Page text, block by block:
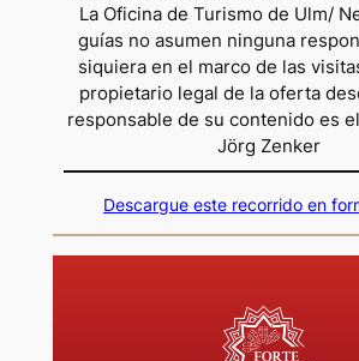
La Oficina de Turismo de Ulm/
guías no asumen ninguna
siquiera en el marco de las
propietario legal de la oferta
responsable de su contenido es
Jörg Zenker
Descargue este recorrido en